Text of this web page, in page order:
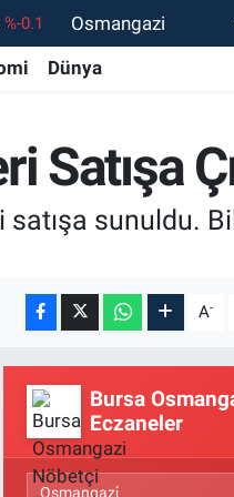
%-0.1
%-14
Osmangazi
Dünya
sunuldu.
A-
Bursa
Eczaneler